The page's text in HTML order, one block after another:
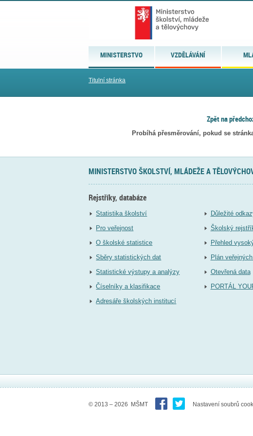
MINISTERSTVO VZDĚLÁVÁNÍ
Titulní stránka
Zpět na
Probíhá přesměrování, pokud se
MINISTERSTVO ŠKOLSTVÍ, MLÁDEŽE A
Rejstříky, databáze
Statistika školství
Pro veřejnost
O školské statistice
Sběry statistických dat
Statistické výstupy a analýzy
Číselníky a klasifikace
Adresáře školských institucí
Důležité
Školský
Přehled
Plán
Otevřená data
PORTÁL
© 2013 – 2026 MŠMT Nastavení soubrů